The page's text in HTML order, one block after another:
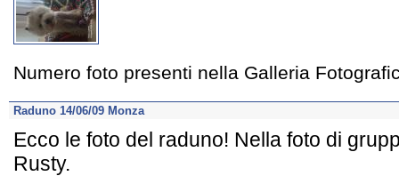
Numero foto presenti nella Galleria
Raduno 14/06/09 Monza
Ecco le foto del raduno! Nella foto di
Rusty.